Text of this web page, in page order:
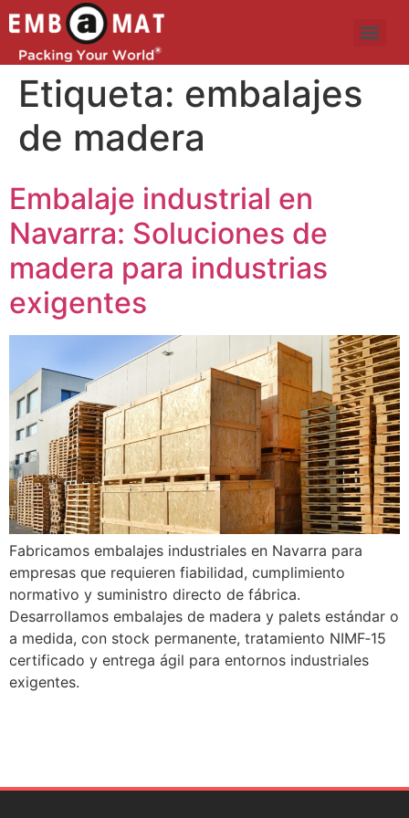
Etiqueta: embalajes
de madera
Embalaje industrial en
Navarra: Soluciones de
madera para industrias
exigentes
Fabricamos embalajes industriales en Navarra para
empresas que requieren fiabilidad, cumplimiento
normativo y suministro directo de fábrica.
Desarrollamos embalajes de madera y palets estándar o
a medida, con stock permanente, tratamiento NIMF‑15
certificado y entrega ágil para entornos industriales
exigentes.